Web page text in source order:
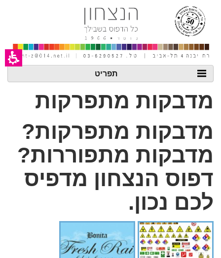
אינטרנט,
אנטר
לאזור
תוכן
תפריט
מדבקות מתפרקות
מדבקות מתפרקות?
מדבקות מתפוררות?
דפוס הנצחון מדפיס
לכם נכון.